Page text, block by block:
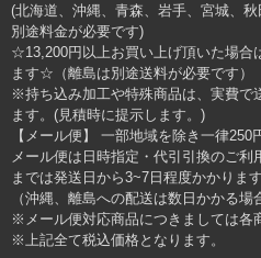
(北海道、沖縄、青森、岩手、宮城、
別途料金が必要です)
☆13,200円以上お買い上げ頂いた場合
ます☆（離島は別途送料が必要です）
※持ち込み加工や特殊商品は、実費で
ます。(見積時に提示します。)
【メール便】 一部地域を除き一律250
メール便は日時指定・代引引換のご
までは発送日から3~7日程度かかりま
（沖縄、離島への配送は数日かかる場
※メール便対応商品につきましては各
※上記全て税込価格となります。